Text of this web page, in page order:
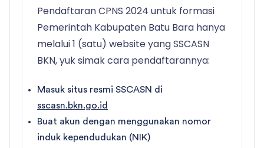
Pendaftaran CPNS 2024 untuk formasi
Pemerintah Kabupaten Batu Bara hanya
melalui 1 (satu) website yang SSCASN
BKN, yuk simak cara pendaftarannya:
Masuk situs resmi SSCASN di
sscasn.bkn.go.id
Buat akun dengan menggunakan nomor
induk kependudukan (NIK)